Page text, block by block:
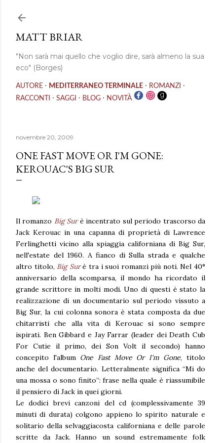
MATT BRIAR
"Non sarà mai quello che voglio dire, sarà almeno la sua
eco" (Borges)
AUTORE · MEDITERRANEO TERMINALE · ROMANZI ·
RACCONTI · SAGGI · BLOG · NOVITÀ
novembre 20, 2009
ONE FAST MOVE OR I'M GONE:
KEROUAC'S BIG SUR
Il romanzo Big Surè incentrato sul periodo trascorso da
Jack Kerouac in una capanna di proprietà di Lawrence
Ferlinghetti vicino alla spiaggia californiana di Big Sur,
nell'estate del 1960. A fianco di Sulla strada e qualche
altro titolo, Big Surè tra i suoi romanzi più noti. Nel 40°
anniversario della scomparsa, il mondo ha ricordato il
grande scrittore in molti modi. Uno di questi è stato la
realizzazione di un documentario sul periodo vissuto a
Big Sur, la cui colonna sonora è stata composta da due
chitarristi che alla vita di Kerouac si sono sempre
ispirati. Ben Gibbard e Jay Farrar (leader dei Death Cub
For Cutie il primo, dei Son Volt il secondo) hanno
concepito l'album One Fast Move Or I'm Gone, titolo
anche del documentario. Letteralmente significa “Mi do
una mossa o sono finito”: frase nella quale è riassumibile
il pensiero di Jack in quei giorni.
Le dodici brevi canzoni del cd (complessivamente 39
minuti di durata) colgono appieno lo spirito naturale e
solitario della selvaggiacosta californiana e delle parole
scritte da Jack. Hanno un sound estremamente folk